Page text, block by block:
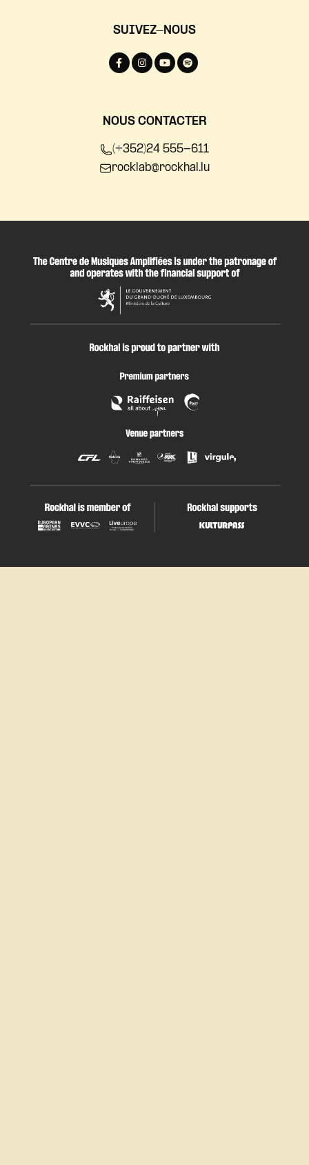
SUIVEZ-NOUS
NOUS CONTACTER
(+352)24 555-611
rocklab@rockhal.lu